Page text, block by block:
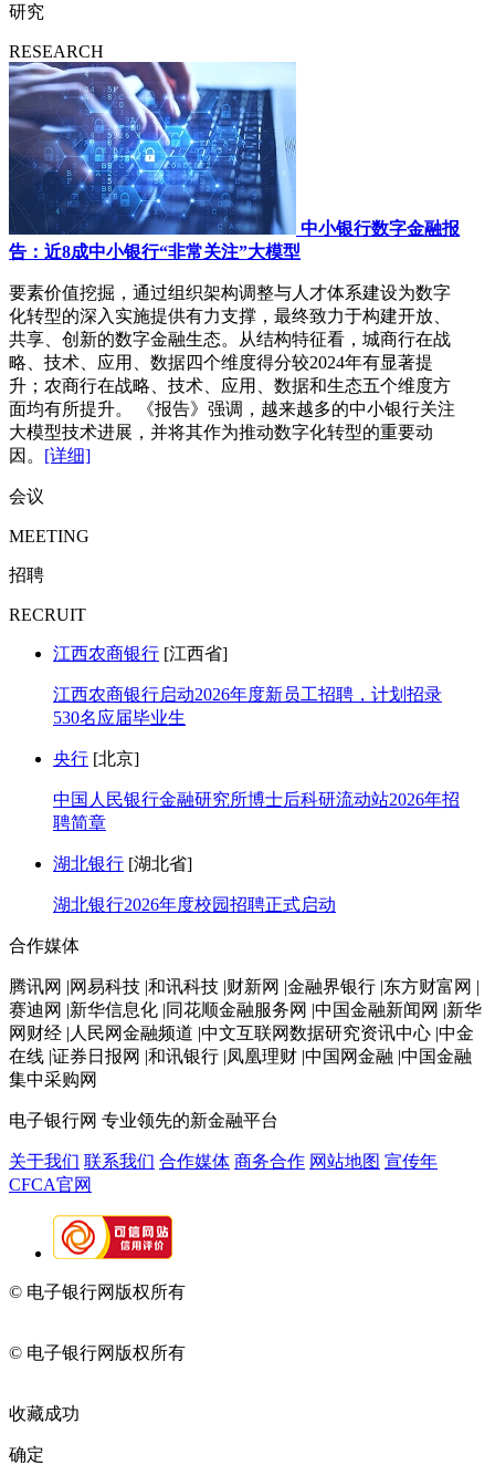
研究
RESEARCH
中小银行数字金融报
告：近8成中小银行“非常关注”大模型
要素价值挖掘，通过组织架构调整与人才体系建设为数字
化转型的深入实施提供有力支撑，最终致力于构建开放、
共享、创新的数字金融生态。从结构特征看，城商行在战
略、技术、应用、数据四个维度得分较2024年有显著提
升；农商行在战略、技术、应用、数据和生态五个维度方
面均有所提升。 《报告》强调，越来越多的中小银行关注
大模型技术进展，并将其作为推动数字化转型的重要动
因。 [详细]
会议
MEETING
招聘
RECRUIT
江西农商银行 [江西省]
江西农商银行启动2026年度新员工招聘，计划招录
530名应届毕业生
央行 [北京]
中国人民银行金融研究所博士后科研流动站2026年招
聘简章
湖北银行 [湖北省]
湖北银行2026年度校园招聘正式启动
合作媒体
腾讯网 |网易科技 |和讯科技 |财新网 |金融界银行 |东方财富网 |
赛迪网 |新华信息化 |同花顺金融服务网 |中国金融新闻网 |新华
网财经 |人民网金融频道 |中文互联网数据研究资讯中心 |中金
在线 |证券日报网 |和讯银行 |凤凰理财 |中国网金融 |中国金融
集中采购网
电子银行网 专业领先的新金融平台
关于我们 联系我们 合作媒体 商务合作 网站地图 宣传年
CFCA官网
© 电子银行网版权所有
© 电子银行网版权所有
收藏成功
确定